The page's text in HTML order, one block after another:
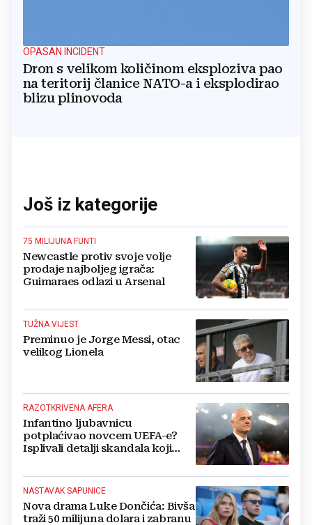
OPASAN INCIDENT
Dron s velikom količinom eksploziva pao
na teritorij članice NATO-a i eksplodirao
blizu plinovoda
Još iz kategorije
75 MILIJUNA FUNTI
Newcastle protiv svoje volje
prodaje najboljeg igrača:
Guimaraes odlazi u Arsenal
TUŽNA VIJEST
Preminuo je Jorge Messi, otac
velikog Lionela
RAZOTKRIVENA AFERA
Infantino ljubavnicu
potplaćivao novcem UEFA-e?
Isplivali detalji skandala koji
NASTAVAK SAPUNICE
Nova drama Luke Dončića: Bivša
traži 50 milijuna dolara i zabranu